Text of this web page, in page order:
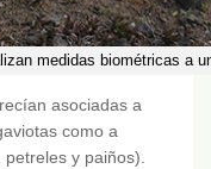
medidas biométricas a
asociadas a
como a
y paiños).